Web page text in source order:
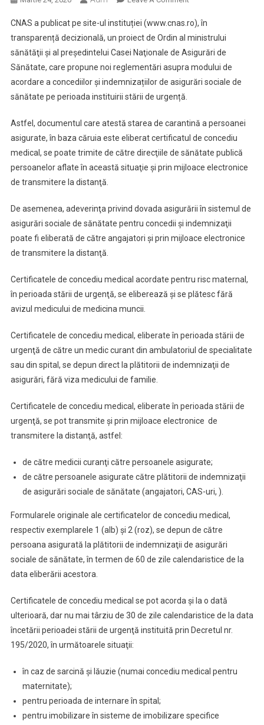
Reglementări
Privind
Modul
De
Acordare
Medicale
CNAS a publicat pe site-ul instituției (www.cnas.ro), în
transparență decizională, un proiect de Ordin al ministrului
sănătăţii şi al preşedintelui Casei Naţionale de Asigurări de
Sănătate, care propune noi reglementări asupra modului de
acordare a concediilor și indemnizațiilor de asigurări sociale de
sănătate pe perioada instituirii stării de urgență.
Astfel, documentul care atestă starea de carantină a persoanei
asigurate, în baza căruia este eliberat certificatul de concediu
medical, se poate trimite de către direcţiile de sănătate publică
persoanelor aflate în această situaţie şi prin mijloace electronice
de transmitere la distanţă.
De asemenea, adeverinţa privind dovada asigurării în sistemul de
asigurări sociale de sănătate pentru concedii şi indemnizaţii
poate fi eliberată de către angajatori şi prin mijloace electronice
de transmitere la distanţă.
Certificatele de concediu medical acordate pentru risc maternal,
în perioada stării de urgenţă, se eliberează şi se plătesc fără
avizul medicului de medicina muncii.
Certificatele de concediu medical, eliberate în perioada stării de
urgenţă de către un medic curant din ambulatoriul de specialitate
sau din spital, se depun direct la plătitorii de indemnizaţii de
asigurări, fără viza medicului de familie.
Certificatele de concediu medical, eliberate în perioada stării de
urgenţă, se pot transmite şi prin mijloace electronice de
transmitere la distanţă, astfel:
de către medicii curanţi către persoanele asigurate;
de către persoanele asigurate către plătitorii de indemnizaţii
de asigurări sociale de sănătate (angajatori, CAS-uri, ).
Formularele originale ale certificatelor de concediu medical,
respectiv exemplarele 1 (alb) şi 2 (roz), se depun de către
persoana asigurată la plătitorii de indemnizaţii de asigurări
sociale de sănătate, în termen de 60 de zile calendaristice de la
data eliberării acestora.
Certificatele de concediu medical se pot acorda şi la o dată
ulterioară, dar nu mai târziu de 30 de zile calendaristice de la data
încetării perioadei stării de urgenţă instituită prin Decretul nr.
195/2020, în următoarele situaţii:
în caz de sarcină şi lăuzie (numai concediu medical pentru
maternitate);
pentru perioada de internare în spital;
pentru imobilizare în sisteme de imobilizare specifice